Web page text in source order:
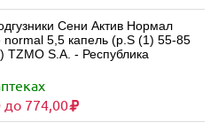
Сени Актив Нормал
normal 5,5 капель (р.S (1) 55-85
TZMO S.A. - Республика
до 774,00